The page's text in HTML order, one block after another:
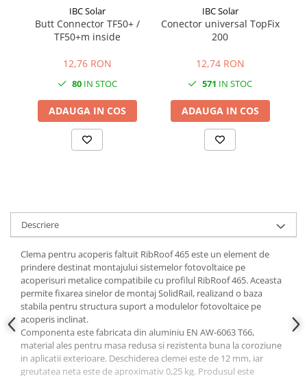
IBC Solar
Butt Connector TF50+ /
TF50+m inside
12,76 RON
80IN STOC
ADAUGA IN COS
IBC Solar
Conector universal TopFix
200
12,74 RON
571 IN STOC
ADAUGA IN COS
Descriere
Clema pentru acoperis faltuit RibRoof 465 este un element de
prindere destinat montajului sistemelor fotovoltaice pe
acoperisuri metalice compatibile cu profilul RibRoof 465. Aceasta
permite fixarea sinelor de montaj SolidRail, realizand o baza
stabila pentru structura suport a modulelor fotovoltaice pe
acoperis inclinat.
Componenta este fabricata din aluminiu EN AW-6063 T66,
material ales pentru masa redusa si rezistenta buna la coroziune
in aplicatii exterioare. Deschiderea clemei este de 12 mm, iar
greutatea neta este de aproximativ 0,25 kg. Produsul este